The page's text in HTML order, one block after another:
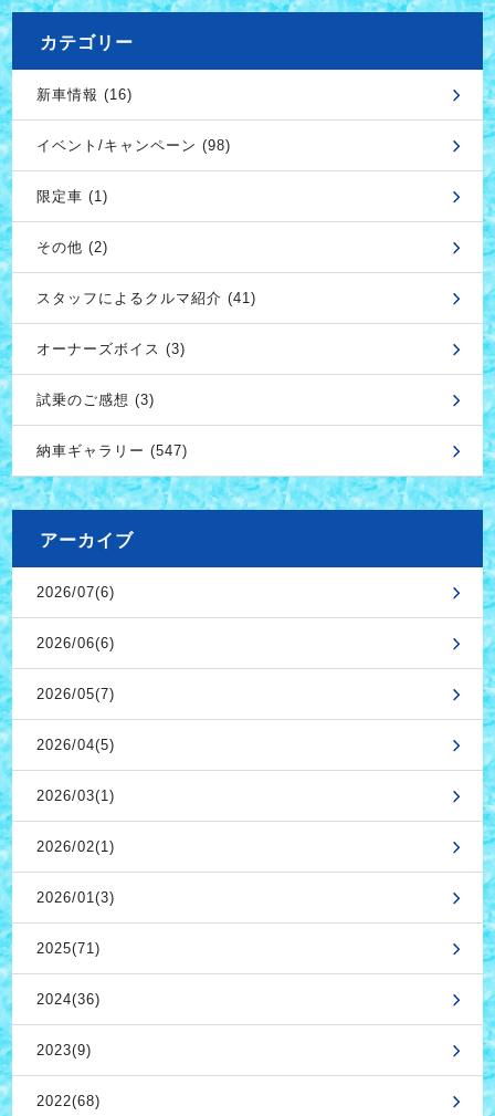
カテゴリー
新車情報 (16)
イベント/キャンペーン (98)
限定車 (1)
その他 (2)
スタッフによるクルマ紹介 (41)
オーナーズボイス (3)
試乗のご感想 (3)
納車ギャラリー (547)
アーカイブ
2026/07(6)
2026/06(6)
2026/05(7)
2026/04(5)
2026/03(1)
2026/02(1)
2026/01(3)
2025(71)
2024(36)
2023(9)
2022(68)